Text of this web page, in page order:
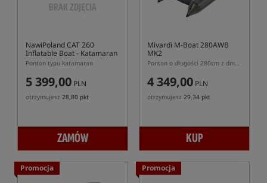
NawiPoland CAT 260
Inflatable Boat- Katamaran
Ponton typu katamaran
5 399,00 PLN
otrzymujesz 28,80 pkt
ZAMÓW
Mivardi M-Boat 280AWB
MK2
Ponton o długości 280cm z dmuchaną podłogą
4 349,00 PLN
otrzymujesz 29,34 pkt
KUP
Promocja Promocja